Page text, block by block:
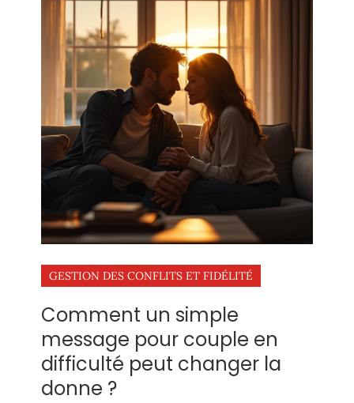
GESTION DES CONFLITS ET FIDÉLITÉ
Comment un simple
message pour couple en
difficulté peut changer la
donne ?